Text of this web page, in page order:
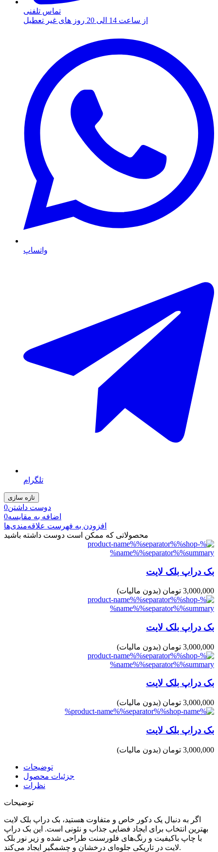
تماس تلفنی
از ساعت 14 الی 20 روز های غیر تعطیل
واتساپ
تلگرام
دوست داشتن0
اضافه به مقایسه0
افزودن به فهرست علاقه‌مندی‌ها
محصولاتی که ممکن است دوست داشته باشید
بک دراپ بلک لایت
3,000,000 تومان (بدون مالیات)
بک دراپ بلک لایت
3,000,000 تومان (بدون مالیات)
بک دراپ بلک لایت
3,000,000 تومان (بدون مالیات)
بک دراپ بلک لایت
3,000,000 تومان (بدون مالیات)
توضیحات
جزئیات محصول
نظرات
توضیحات
اگر به دنبال یک دکور خاص و متفاوت هستید، بک دراپ بلک لایت
بهترین انتخاب برای ایجاد فضایی جذاب و نئونی است. این بک دراپ
با چاپ باکیفیت و رنگ‌های فلورسنت طراحی شده و زیر نور بلک
لایت در تاریکی جلوه‌ای درخشان و چشمگیر ایجاد می‌کند.